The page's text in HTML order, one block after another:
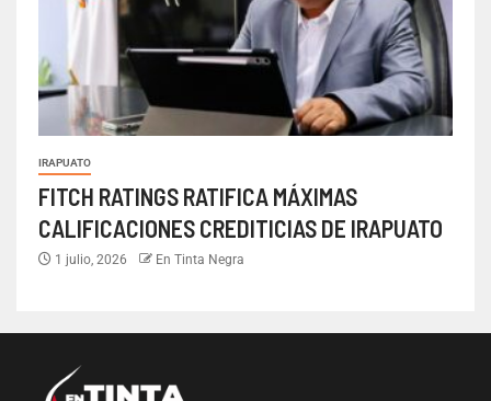
IRAPUATO
FITCH RATINGS RATIFICA MÁXIMAS
CALIFICACIONES CREDITICIAS DE IRAPUATO
1 julio, 2026 En Tinta Negra